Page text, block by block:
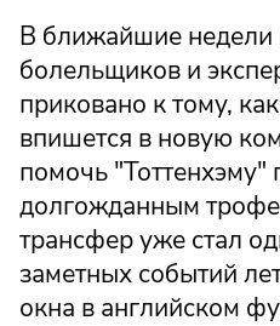
В ближайшие недели
болельщиков и
приковано к тому,
впишется в новую
помочь "Тоттенхэму"
долгожданным
трансфер уже стал
заметных событий
окна в английском